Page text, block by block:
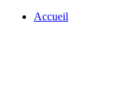
Accueil